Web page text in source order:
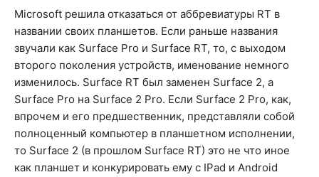
Microsoft решила отказаться от аббревиатуры RT в
названии своих планшетов. Если раньше названия
звучали как Surface Pro и Surface RT, то, с выходом
второго поколения устройств, именование немного
изменилось. Surface RT был заменен Surface 2, а
Surface Pro на Surface 2 Pro. Если Surface 2 Pro, как,
впрочем и его предшественник, представляли собой
полноценный компьютер в планшетном исполнении,
то Surface 2 (в прошлом Surface RT) это не что иное
как планшет и конкурировать ему с IPad и Android